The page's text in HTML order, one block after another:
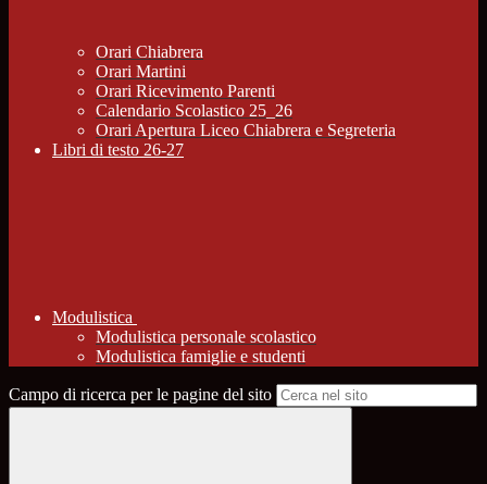
Orari Chiabrera
Orari Martini
Orari Ricevimento Parenti
Calendario Scolastico 25_26
Orari Apertura Liceo Chiabrera e Segreteria
Libri di testo 26-27
Modulistica
Modulistica personale scolastico
Modulistica famiglie e studenti
Campo di ricerca per le pagine del sito